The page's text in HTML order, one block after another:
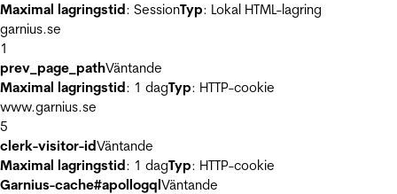
Maximal lagringstid: SessionTyp: Lokal HTML-lagring
garnius.se
1
prev_page_pathVäntande
Maximal lagringstid: 1 dagTyp: HTTP-cookie
www.garnius.se
5
clerk-visitor-idVäntande
Maximal lagringstid: 1 dagTyp: HTTP-cookie
Garnius-cache#apollogqlVäntande